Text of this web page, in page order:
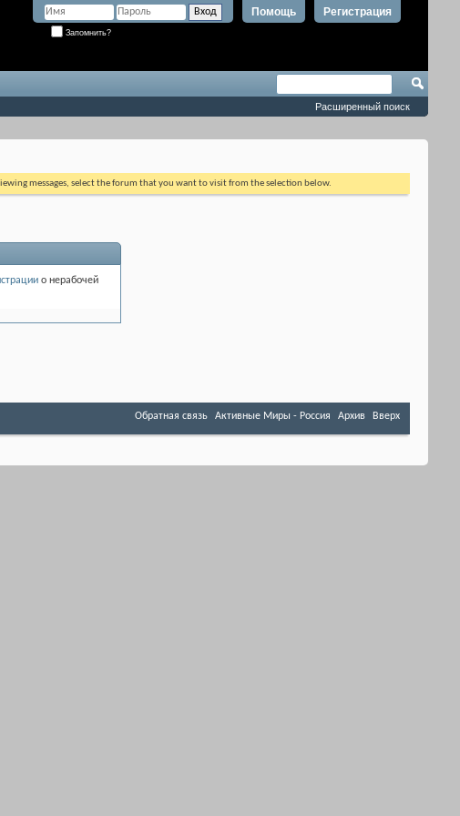
Регистрация
Помощь
Запомнить?
Расширенный поиск
messages, select the forum that you want to visit from the selection below.
о нерабочей
Обратная связь Активные Миры - Россия Архив Вверх